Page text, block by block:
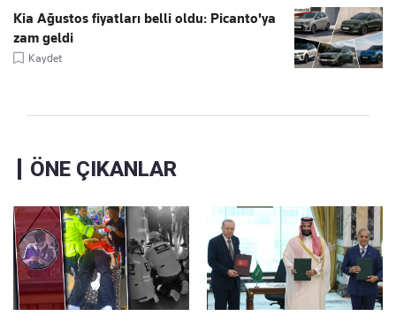
Kia Ağustos fiyatları belli oldu: Picanto'ya
zam geldi
Kaydet
ÖNE ÇIKANLAR